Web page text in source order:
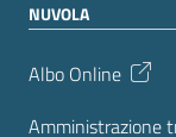
NUVOLA
Albo Online
Amministrazione